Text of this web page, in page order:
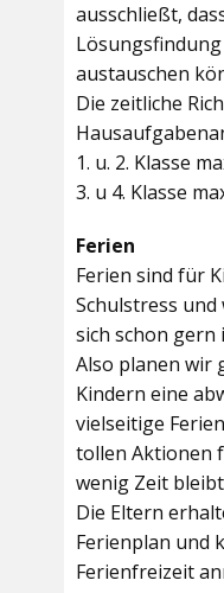
ausschließt,
austauschen
Die zeitliche
1. u. 2. Klasse
3. u 4. Klasse
Ferien
Ferien sind für
Schulstress und
sich schon gern
Also planen wir
Kindern eine
vielseitige
tollen Aktionen
wenig Zeit
Die Eltern
Ferienplan und
Ferienfreizeit